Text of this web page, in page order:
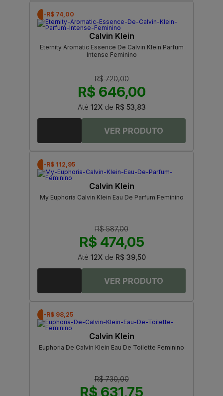
-R$ 74,00
Calvin Klein
Eternity Aromatic Essence De Calvin Klein Parfum
Intense Feminino
R$ 720,00
R$ 646,00
Até 12Xde R$ 53,83
-R$ 112,95
Calvin Klein
My Euphoria Calvin Klein Eau De Parfum Feminino
R$ 587,00
R$ 474,05
Até 12Xde R$ 39,50
-R$ 98,25
Calvin Klein
Euphoria De Calvin Klein Eau De Toilette Feminino
R$ 730,00
R$ 631,75